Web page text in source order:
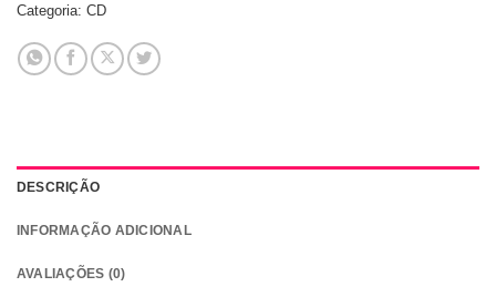
Categoria: CD
DESCRIÇÃO
INFORMAÇÃO ADICIONAL
AVALIAÇÕES (0)